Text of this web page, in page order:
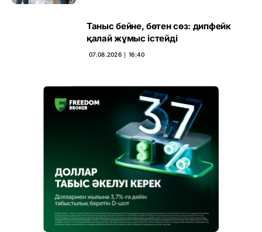
Таныс бейне, бөтен сөз: дипфейк
қалай жұмыс істейді
07.08.2026 ∣ 16:40